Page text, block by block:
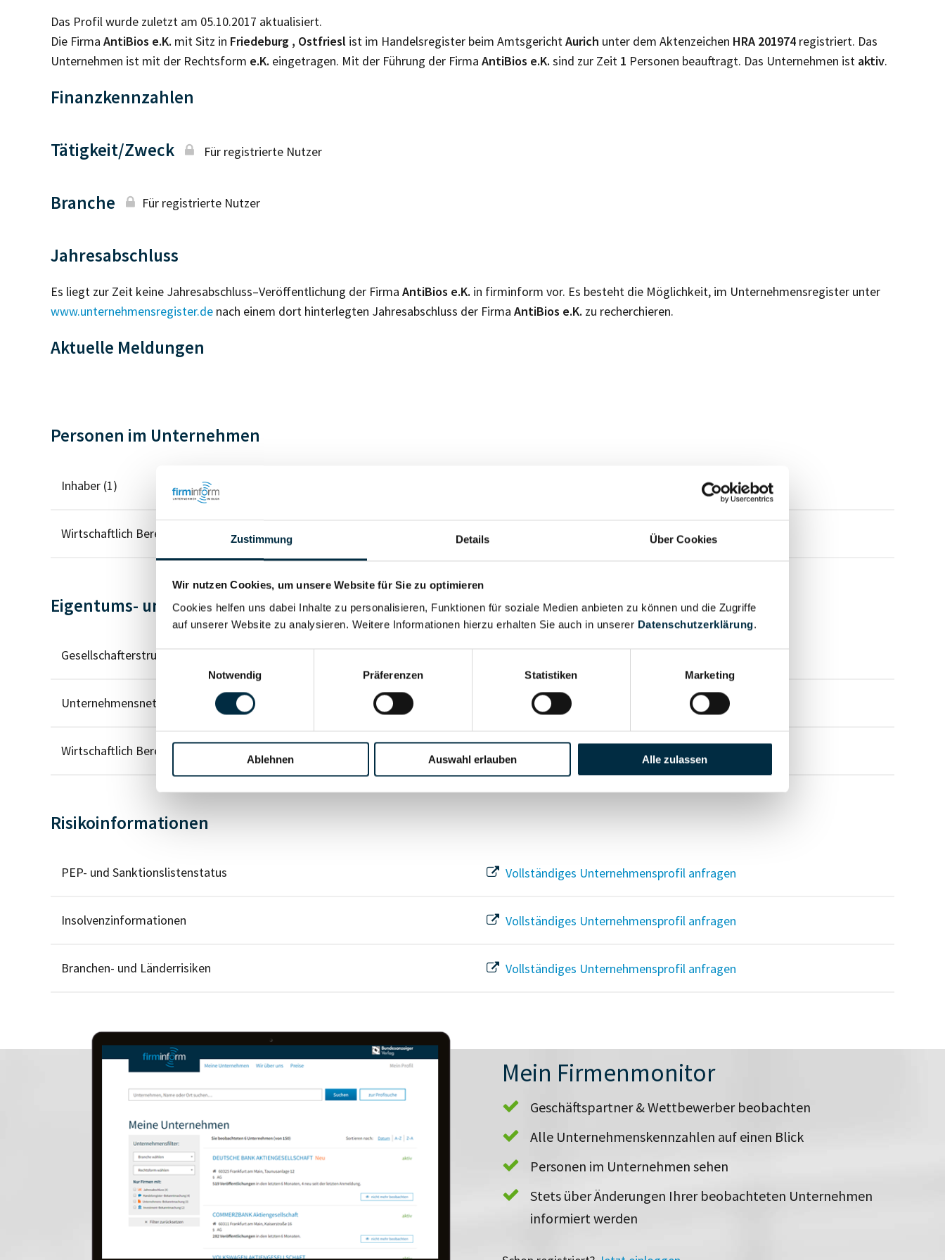
Zustimmung Details Über Cookies
Wir nutzen Cookies, um unsere Website für Sie zu optimieren
Cookies helfen uns dabei Inhalte zu personalisieren, Funktionen für soziale Medien anbieten zu können und die Zugriffe
auf unserer Website zu analysieren. Weitere Informationen hierzu erhalten Sie auch in unserer Datenschutzerklärung.
Einwilligungsauswahl
Notwendig
Präferenzen Statistiken Marketing
Ablehnen Auswahl erlauben Alle zulassen
Das Profil wurde zuletzt am 05.10.2017 aktualisiert.
Die Firma AntiBios e.K. mit Sitz in Friedeburg , Ostfriesl ist im Handelsregister beim AmtsgerichtAurich unter dem Aktenzeichen HRA 201974 registriert. Das
Unternehmen ist mit der Rechtsform e.K. eingetragen. Mit der Führung der Firma AntiBios e.K. sind zur Zeit 1 Personen beauftragt. Das Unternehmen ist aktiv.
Finanzkennzahlen
Tätigkeit/Zweck Für registrierte Nutzer
Branche Für registrierte Nutzer
Jahresabschluss
Es liegt zur Zeit keine Jahresabschluss–Veröffentlichung der Firma AntiBios e.K. in firminform vor. Es besteht die Möglichkeit, im Unternehmensregister unter
www.unternehmensregister.de nach einem dort hinterlegten Jahresabschluss der Firma AntiBios e.K. zu recherchieren.
Aktuelle Meldungen
Personen im Unternehmen
Inhaber (1)
Wirtschaftlich Berechtigter Vollständiges Unternehmensprofil anfragen
Eigentums- und Kontrollstruktur
Gesellschafterstruktur
Unternehmensnetzwerk Vollständiges Unternehmensprofil anfragen
Wirtschaftlich Berechtigten Pfad Vollständiges Unternehmensprofil anfragen
Risikoinformationen
PEP- und Sanktionslistenstatus Vollständiges Unternehmensprofil anfragen
Insolvenzinformationen Vollständiges Unternehmensprofil anfragen
Branchen- und Länderrisiken Vollständiges Unternehmensprofil anfragen
Mein Firmenmonitor
Geschäftspartner & Wettbewerber beobachten
Alle Unternehmenskennzahlen auf einen Blick
Personen im Unternehmen sehen
Stets über Änderungen Ihrer beobachteten Unternehmen
informiert werden